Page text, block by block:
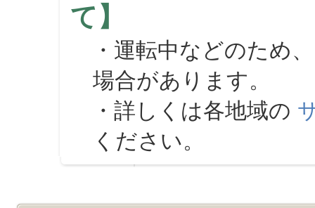
て】
・運転中などのため
場合があります。
・詳しくは各地域の
ください。